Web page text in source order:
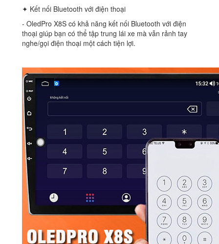
✦ Kết nối Bluetooth với điện thoại
‐ OledPro X8S có khả năng kết nối Bluetooth với điện
thoại giúp bạn có thể tập trung lái xe mà vẫn rảnh tay
nghe/gọi điện thoại một cách tiện lợi.